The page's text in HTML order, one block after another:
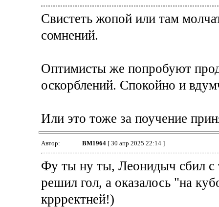
Свистеть жопой или там
сомнений.
Оптимисты же попробуют
оскорблений. Спокойно и
Или это тоже за поучение
Автор: BM1964[ 30 апр 2025 22:14 ]
Фу ты ну ты, Леонидыч сбил с
решил гол, а оказалось "на
кррректней!)